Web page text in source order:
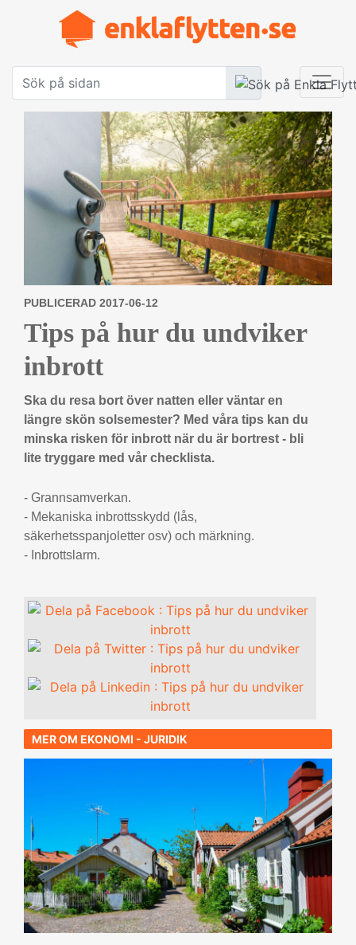
PUBLICERAD 2017-06-12
Tips på hur du undviker
inbrott
Ska du resa bort över natten eller väntar en
längre skön solsemester? Med våra tips kan du
minska risken för inbrott när du är bortrest - bli
lite tryggare med vår checklista.
- Grannsamverkan.
- Mekaniska inbrottsskydd (lås,
säkerhetsspanjoletter osv) och märkning.
- Inbrottslarm.
MER OM EKONOMI - JURIDIK